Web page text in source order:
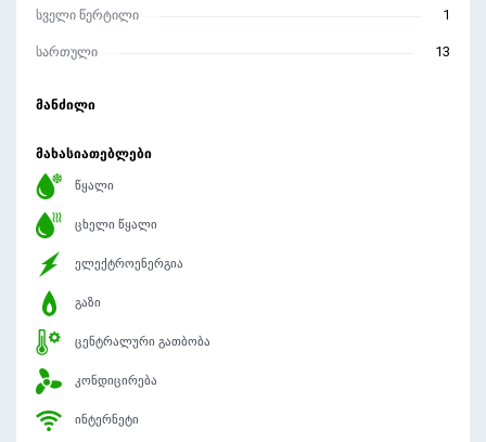
სველი წერტილი 1
სართული 13
მანძილი
მახასიათებლები
წყალი
ცხელი წყალი
ელექტროენერგია
გაზი
ცენტრალური გათბობა
კონდიცირება
ინტერნეტი